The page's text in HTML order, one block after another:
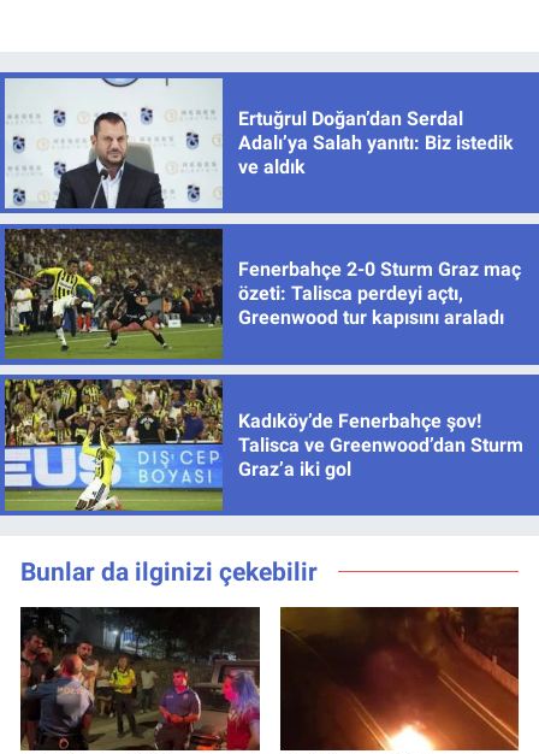
Ertuğrul Doğan’dan Serdal
Adalı’ya Salah yanıtı: Biz istedik
ve aldık
Fenerbahçe 2-0 Sturm Graz maç
özeti: Talisca perdeyi açtı,
Greenwood tur kapısını araladı
Kadıköy’de Fenerbahçe şov!
Talisca ve Greenwood’dan Sturm
Graz’a iki gol
Bunlar da ilginizi çekebilir